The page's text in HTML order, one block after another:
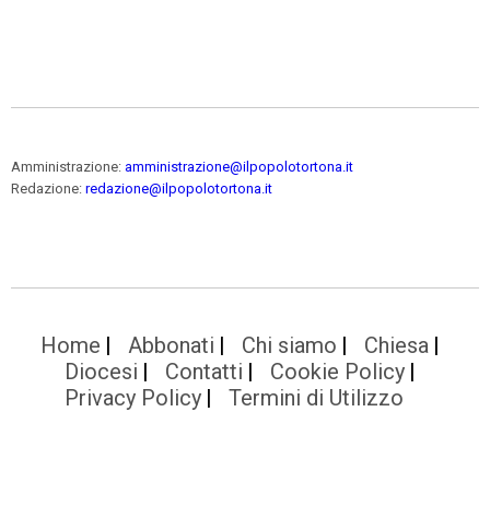
Amministrazione: amministrazione@ilpopolotortona.it
Redazione: redazione@ilpopolotortona.it
Home Abbonati Chi siamo
Chiesa
Diocesi
Contatti
Cookie Policy
Privacy Policy
Termini di Utilizzo